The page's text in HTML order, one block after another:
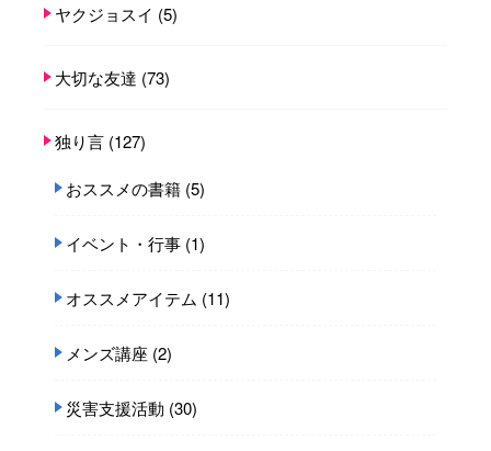
ヤクジョスイ (5)
大切な友達 (73)
独り言 (127)
おススメの書籍 (5)
イベント・行事 (1)
オススメアイテム (11)
メンズ講座 (2)
災害支援活動 (30)